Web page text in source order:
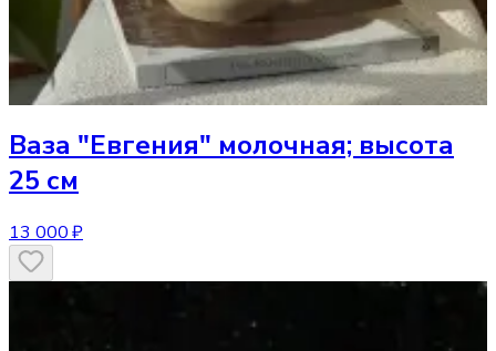
Ваза "Евгения" молочная; высота
25 см
13 000 ₽